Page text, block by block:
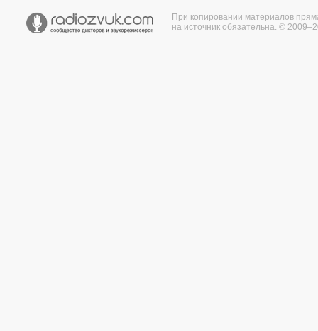
При копировании материалов
на источник обязательна. ©